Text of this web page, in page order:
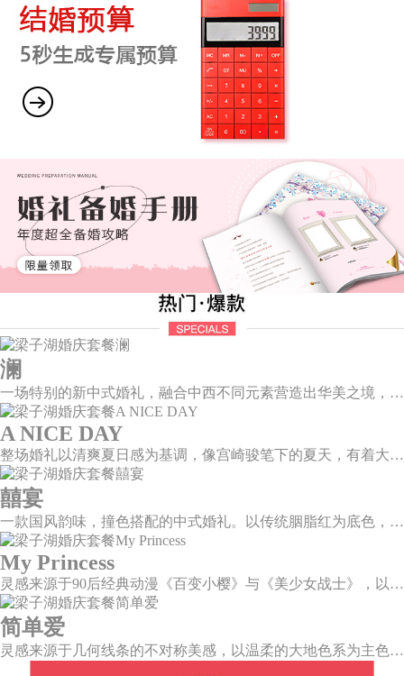
澜
一场特别的新中式婚礼，融合中西不同元素营造出华美之境，有庄严浪漫的西式证婚，也有含蓄深情的中式感恩，从古典到现代，从前世到今生，爱，隽永铭刻。
A NICE DAY
整场婚礼以清爽夏日感为基调，像宫崎骏笔下的夏天，有着大朵大朵像棉花糖似的白云，有蔚蓝蔚蓝的天空和青绿青绿的草地，有着童话世界里干净纯洁的美好，有着日系画风下的治愈感。
囍宴
一款国风韵味，撞色搭配的中式婚礼。以传统胭脂红为底色，黛蓝色花鸟点缀其中，热情的红色和低调的古风书画色相辅相成。
My Princess
灵感来源于90后经典动漫《百变小樱》与《美少女战士》，以柔美梦幻的马卡龙色系为主色调，融合精灵萌宠与星星魔法阵等元素，为遗落凡间的公主搭建一个召唤王子的舞台。
简单爱
灵感来源于几何线条的不对称美感，以温柔的大地色系为主色调，空间上，利用几何线条进行完美切割，配以柔和色系的花艺点缀，构造了一个温馨柔和、清新复古的空间。